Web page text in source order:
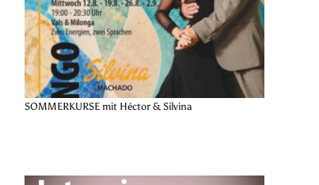
SOMMERKURSE mit Héctor & Silvina